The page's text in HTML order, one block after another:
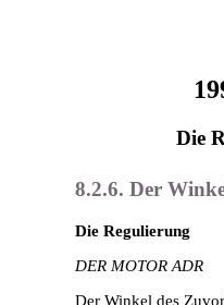
Die
8.2.6. Der
Die Regulierung
DER MOTOR ADR
Der Winkel des